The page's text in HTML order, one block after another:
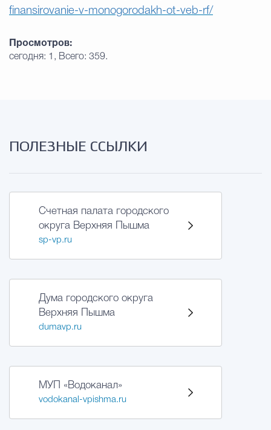
finansirovanie-v-monogorodakh-ot-veb-rf/
Просмотров:
сегодня: 1, Всего: 359.
ПОЛЕЗНЫЕ ССЫЛКИ
Счетная палата городского
округа Верхняя Пышма
sp-vp.ru
Дума городского округа
Верхняя Пышма
dumavp.ru
МУП «Водоканал»
vodokanal-vpishma.ru